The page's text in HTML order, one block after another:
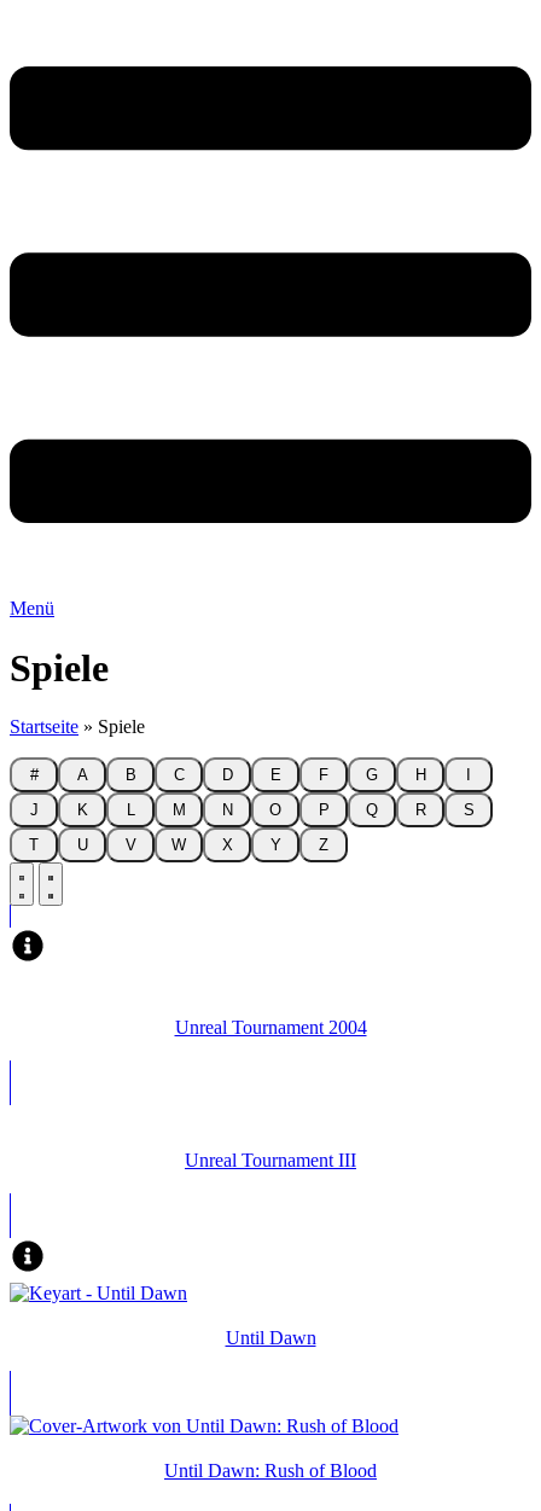
Menü
Spiele
Startseite » Spiele
# A B C D E F G H
J
K M N O P Q R
S
T
U V W X Y Z
Unreal Tournament 2004
Unreal Tournament III
Until Dawn
Until Dawn: Rush of Blood